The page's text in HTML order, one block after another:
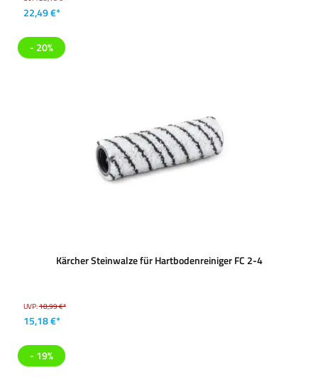
22,49 €*
- 20%
Kärcher Steinwalze für Hartbodenreiniger FC 2-4
UVP:18,99 €*
15,18 €*
- 19%